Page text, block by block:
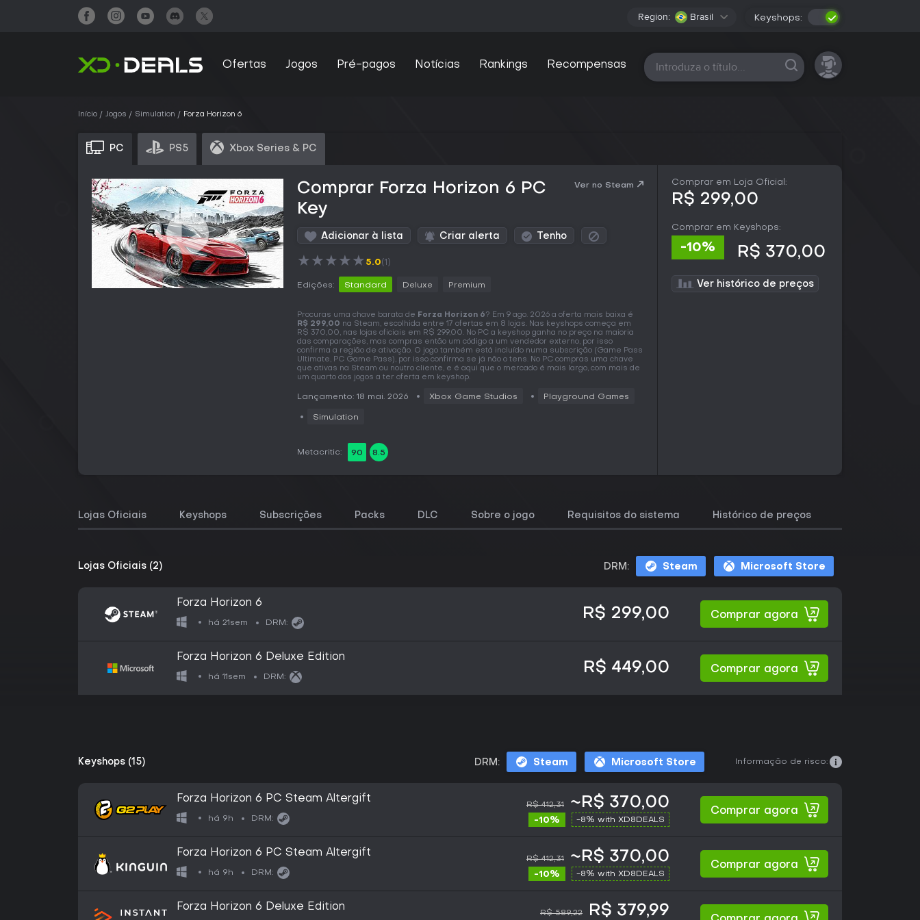
Region: Brasil Keyshops:
Ofertas Jogos Pré-pagos Notícias Rankings Recompensas Todas as plataformas
Início Jogos Simulation Forza Horizon 6
PC PS5 Xbox Series & PC
Comprar Forza Horizon 6 PC
Key
Ver no Steam
Adicionar à lista Criar alerta Tenho
★★★★★ 5.0(1)
Edições: Standard Deluxe Premium
Procuras uma chave barata de Forza Horizon 6? Em 9 ago. 2026 a oferta mais baixa é
R$ 299,00 na Steam, escolhida entre 17 ofertas em 8 lojas. Nas keyshops começa em
R$ 370,00, nas lojas oficiais em R$ 299,00. No PC a keyshop ganha no preço na maioria
das comparações, mas compras então um código a um vendedor externo, por isso
confirma a região de ativação. O jogo também está incluído numa subscrição (Game Pass
Ultimate, PC Game Pass), por isso confirma se já não o tens. No PC compras uma chave
que ativas na Steam ou noutro cliente, e é aqui que o mercado é mais largo, com mais de
um quarto dos jogos a ter oferta em keyshop.
Lançamento: 18 mai. 2026 Xbox Game Studios Playground Games
Simulation
Metacritic: 90 8.5
Comprar em Loja Oficial:
R$ 299,00
Comprar em Keyshops:
-10% R$ 370,00
Ver histórico de preços
Lojas Oficiais Keyshops Subscrições Packs DLC Sobre o jogo Requisitos do sistema Histórico de preços
Lojas Oficiais (2) DRM: Steam Microsoft Store
Forza Horizon 6
há 21sem DRM:
R$ 299,00 Comprar agora
Forza Horizon 6 Deluxe Edition
há 11sem DRM:
R$ 449,00 Comprar agora
Keyshops (15) DRM: Steam Microsoft Store Informação de risco:
Forza Horizon 6 PC Steam Altergift
há 9h DRM:
R$ 412,31 ~R$ 370,00
-10% -8% with XD8DEALS
Comprar agora
Forza Horizon 6 PC Steam Altergift
há 9h DRM:
R$ 412,31 ~R$ 370,00
-10% -8% with XD8DEALS
Comprar agora
Forza Horizon 6 Deluxe Edition
R$ 589,22 R$ 379,99